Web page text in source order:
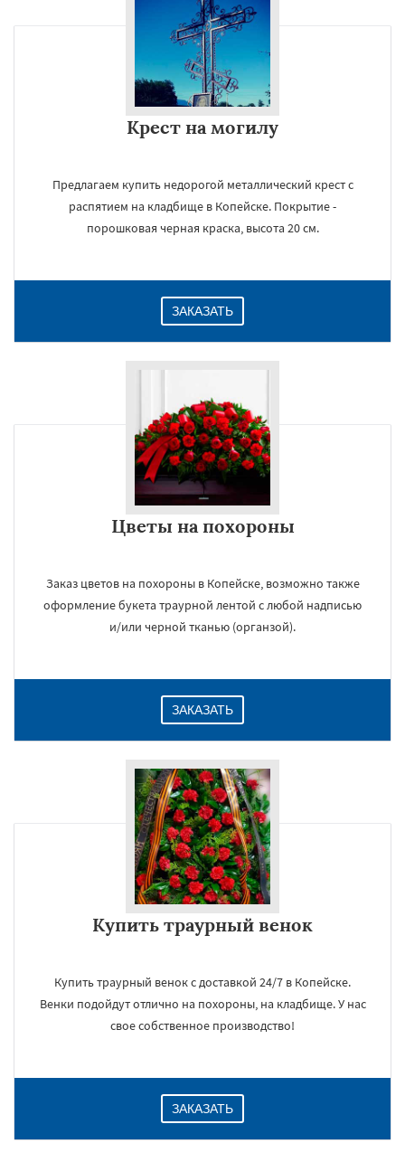
Крест на могилу
Предлагаем купить недорогой металлический крест с
распятием на кладбище в Копейске. Покрытие -
порошковая черная краска, высота 20 см.
ЗАКАЗАТЬ
Цветы на похороны
Заказ цветов на похороны в Копейске, возможно также
оформление букета траурной лентой с любой надписью
и/или черной тканью (органзой).
ЗАКАЗАТЬ
Купить траурный венок
Купить траурный венок с доставкой 24/7 в Копейске.
Венки подойдут отлично на похороны, на кладбище. У нас
свое собственное производство!
ЗАКАЗАТЬ